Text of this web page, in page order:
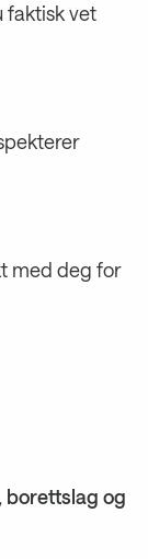
faktisk vet
med deg for
borettslag og